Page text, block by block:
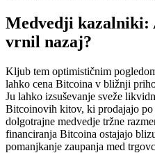
Medvedji kazalniki:
vrnil nazaj?
Kljub tem optimističnim
lahko cena Bitcoina v bližnji
Ju lahko izsuševanje sveže
Bitcoinovih kitov, ki prodajajo po
dolgotrajne medvedje tržne
financiranja Bitcoina ostajajo
pomanjkanje zaupanja med